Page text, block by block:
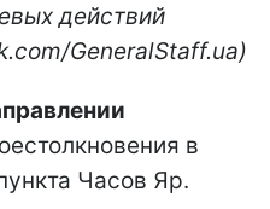
действий
GeneralStaff.ua)
в
Часов Яр.